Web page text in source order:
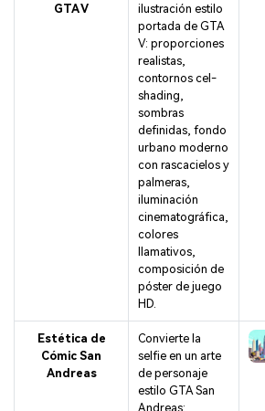
GTA V
ilustración estilo
portada de GTA
V: proporciones
realistas,
contornos cel-
shading,
sombras
definidas, fondo
urbano moderno
con rascacielos y
palmeras,
iluminación
cinematográfica,
colores
llamativos,
composición de
póster de juego
HD.
Estética de
Cómic San
Andreas
Convierte la
selfie en un arte
de personaje
estilo GTA San
Andreas: